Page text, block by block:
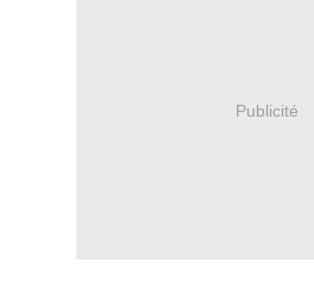
Publicité